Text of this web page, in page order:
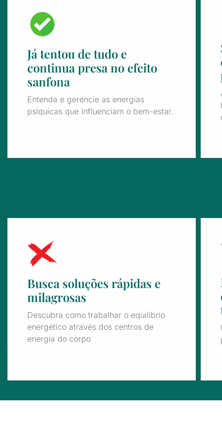
Já tentou de tudo e
continua presa no efeito
sanfona
Entenda e gerencie as energias
psíquicas que influenciam o bem-estar.
Busca soluções rápidas e
milagrosas
Descubra como trabalhar o equilíbrio
energético através dos centros de
energia do corpo